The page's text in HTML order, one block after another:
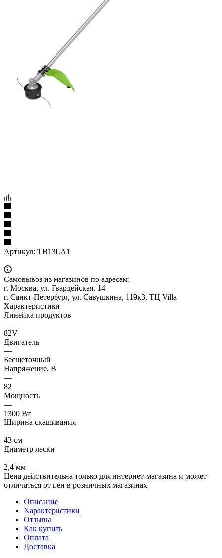
Артикул: TB13LA1
Самовывоз из магазинов по адресам:
г. Москва, ул. Гвардейская, 14
г. Санкт-Петербург, ул. Савушкина, 119к3, ТЦ Villa
Характеристики
Линейка продуктов
—
82V
Двигатель
—
Бесщеточный
Напряжение, В
—
82
Мощность
—
1300 Вт
Ширина скашивания
—
43 см
Диаметр лески
—
2,4 мм
Цена действительна только для интернет-магазина и может
отличаться от цен в розничных магазинах
Описание
Характеристики
Отзывы
Как купить
Оплата
Доставка